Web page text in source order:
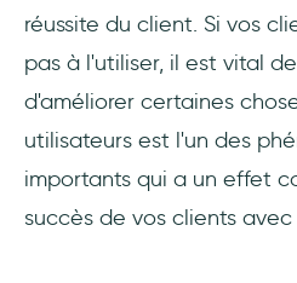
réussite du client. Si vos
pas à l'utiliser, il est vital
d'améliorer certaines
utilisateurs est l'un des
importants qui a un effet
succès de vos clients